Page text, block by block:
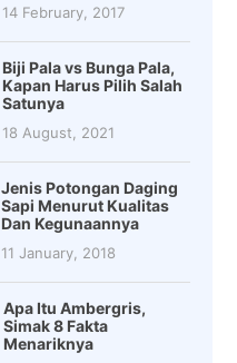
14 February, 2017
Biji Pala vs Bunga Pala,
Kapan Harus Pilih Salah
Satunya
18 August, 2021
Jenis Potongan Daging
Sapi Menurut Kualitas
Dan Kegunaannya
11 January, 2018
Apa Itu Ambergris,
Simak 8 Fakta
Menariknya